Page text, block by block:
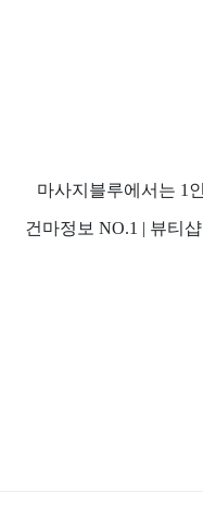
마사지블루에서는 1
건마정보 NO.1 | 뷰티